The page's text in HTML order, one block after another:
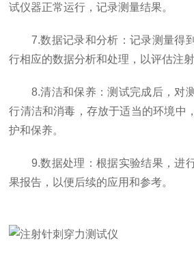
试仪器正常运行，记录测量结果。
7.数据记录和分析：记录测量得
行相应的数据分析和处理，以评估注射
8.清洁和保养：测试完成后，对
行清洁和消毒，存放于适当的环境中
护和保养。
9.数据处理：根据实验结果，进
果报告，以便后续的应用和参考。